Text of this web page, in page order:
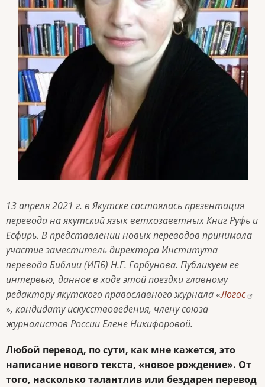
13апреля 2021 г. в Якутскесостоялась презентация
перевода на якутский язык ветхозаветных Книг Руфь и
Есфирь. В представлении новых переводов принимала
участие заместитель директора Института
перевода Библии (ИПБ) Н.Г. Горбунова. Публикуем ее
интервью, данное в ходе этой поездки главному
редактору якутского православного журнала «Логос
», кандидату искусствоведения, члену союза
журналистов России Елене Никифоровой.
Любой перевод, по сути, как мне кажется, это
написание нового текста, «новое рождение». От
того, насколько талантлив или бездарен перевод